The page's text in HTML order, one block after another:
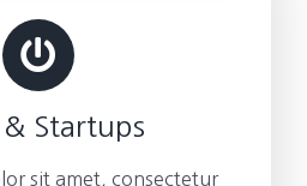
& Startups
sit amet, consectetur